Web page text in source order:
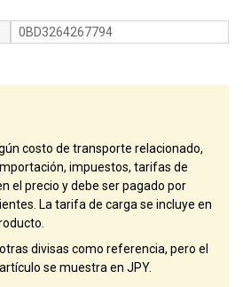
0BD3264267794
costo de transporte relacionado,
impuestos, tarifas de
el precio y debe ser pagado por
La tarifa de carga se incluye en
divisas como referencia, pero el
se muestra en JPY.